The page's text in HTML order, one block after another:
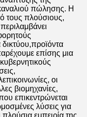
πώλησης. Η
τους πλούσιους,
δικτύου,προϊόντα
επίσης μια
οι
βιομηχανίες,
επικεντρώνεται
λύσεις για
εμπειρία της